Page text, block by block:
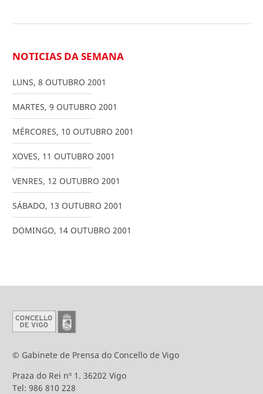
NOTICIAS DA SEMANA
LUNS, 8 OUTUBRO 2001
MARTES, 9 OUTUBRO 2001
MÉRCORES, 10 OUTUBRO 2001
XOVES, 11 OUTUBRO 2001
VENRES, 12 OUTUBRO 2001
SÁBADO, 13 OUTUBRO 2001
DOMINGO, 14 OUTUBRO 2001
© Gabinete de Prensa do Concello de Vigo
Praza do Rei nº 1. 36202 Vigo
Tel: 986 810 228